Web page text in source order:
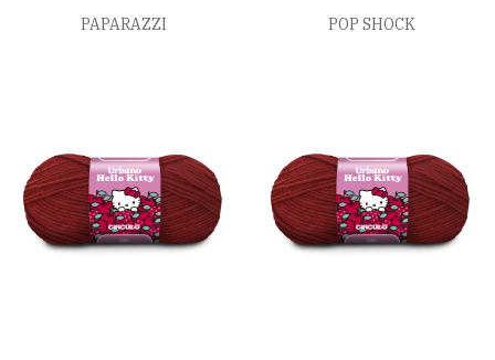
PAPARAZZI POP SHOCK